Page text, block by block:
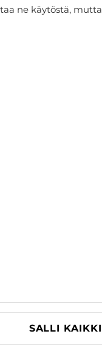
ne käytöstä, mutta
SALLI KAIKKI